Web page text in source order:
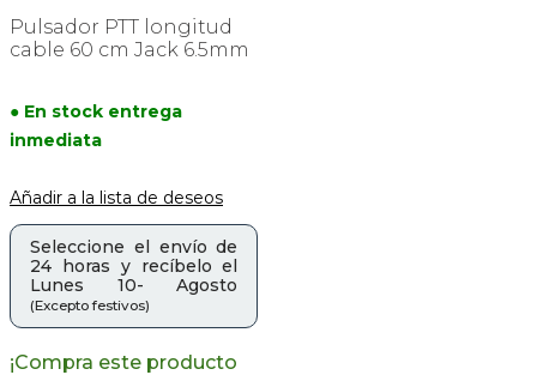
Pulsador PTT longitud
cable 60 cm Jack 6.5mm
● En stock entrega
inmediata
Añadir a la lista de deseos
Seleccione el envío de
24 horas y recíbelo el
Lunes 10- Agosto
(Excepto festivos)
¡Compra este producto